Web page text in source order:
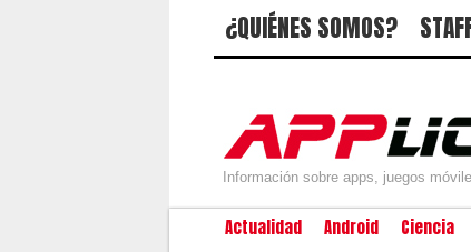
¿QUIÉNES SOMOS?
Información sobre apps, juegos
Actualidad Android Ciencia